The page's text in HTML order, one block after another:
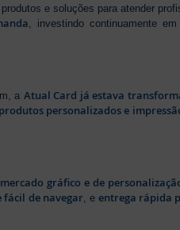
e soluções para atender
, investindo continuamente em
a Atual Card já estava
produtos personalizados e
gráfico e de
de navegar , e entrega rápida